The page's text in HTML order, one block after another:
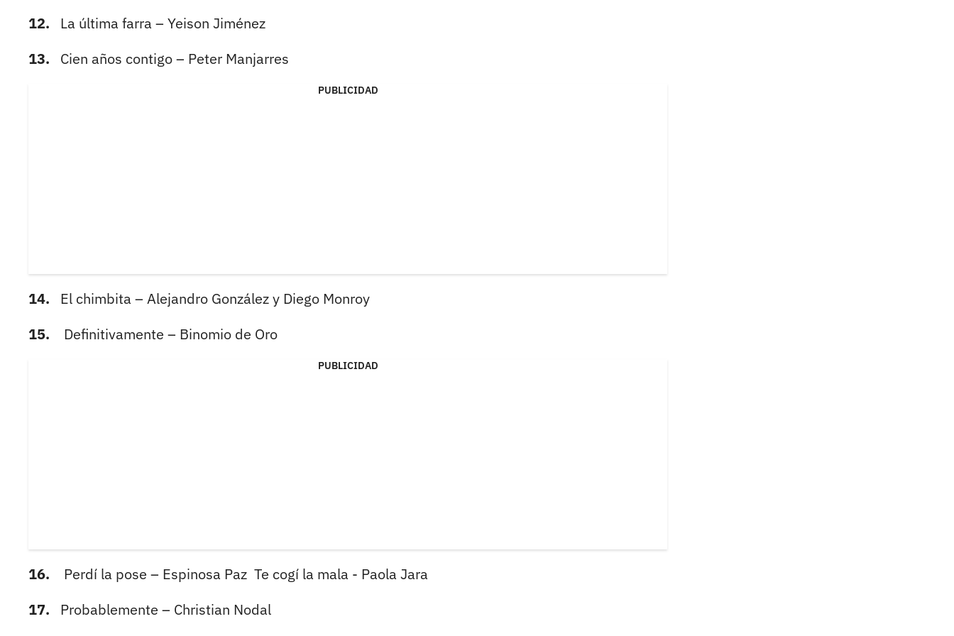
12. La última farra – Yeison Jiménez
13.
Cien años contigo – Peter Manjarres
PUBLICIDAD
14. El chimbita – Alejandro González y Diego Monroy
15.
Definitivamente – Binomio de Oro
PUBLICIDAD
16. Perdí la pose – Espinosa Paz Te cogí la mala - Paola Jara
17.
Probablemente – Christian Nodal